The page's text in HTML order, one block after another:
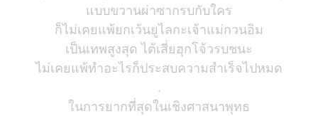
แบบขวานผ่าซากรบกับใคร
ก็ไม่เคยแพ้ยกเว้นยูไลกะเจ้าแม่กวนอิม
เป็นเทพสูงสุด ไต้เสี่ยฮุกโจ้วรบชนะ
ไม่เคยแพ้ทำอะไรก็ประสบความสำเร็จไปหมด
.
ในการยากที่สุดในเชิงศาสนาพุทธ